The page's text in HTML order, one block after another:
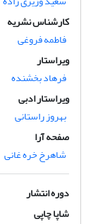
کارشناس نشریه
فاطمه فروغی
ویراستار
فرهاد بخشنده
ویراستار ادبی
بهروز راستانی
صفحه آرا
شاهرخ خره غانی
دوره انتشار
شاپا چاپی